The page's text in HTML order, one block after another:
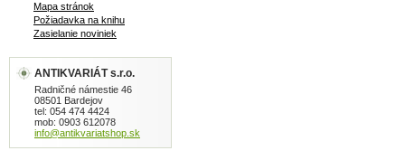
Mapa stránok
Požiadavka na knihu
Zasielanie noviniek
ANTIKVARIÁT s.r.o.
Radničné námestie 46
08501 Bardejov
tel: 054 474 4424
mob: 0903 612078
info@antikvariatshop.sk